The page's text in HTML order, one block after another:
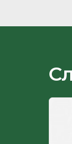
Лице